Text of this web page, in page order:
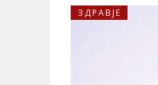
ЗДРАВЈЕ